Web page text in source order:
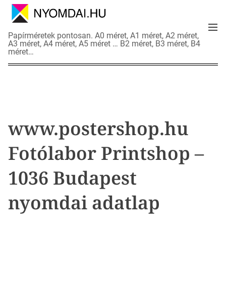
N
y
o
m
d
a
o
Papírméretek pontosan. A0 méret, A1 méret, A2 méret,
A3 méret, A4 méret, A5 méret … B2 méret, B3 méret, B4
méret…
M
www.postershop.hu
Fotólabor Printshop –
1036 Budapest
nyomdai adatlap